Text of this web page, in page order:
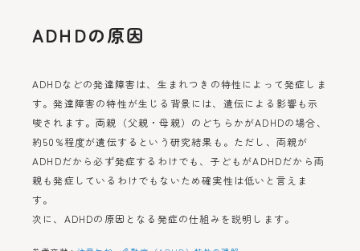
ADHDの原因
ADHDなどの発達障害は、生まれつきの特性によって発症しま
す。発達障害の特性が生じる背景には、遺伝による影響も示
唆されます。両親（父親・母親）のどちらかがADHDの場合、
約50%程度が遺伝するという研究結果も。ただし、両親が
ADHDだから必ず発症するわけでも、子どもがADHDだから両
親も発症しているわけでもないため確実性は低いと言えま
す。
次に、ADHDの原因となる発症の仕組みを説明します。